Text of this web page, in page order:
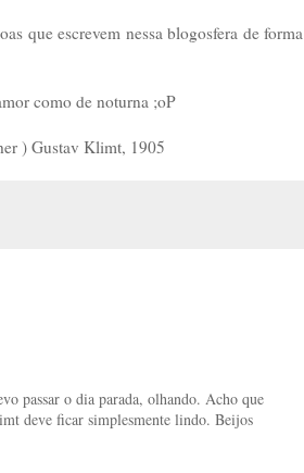
que escrevem nessa blogosfera de forma
como de noturna ;oP
) Gustav Klimt, 1905
passar o dia parada, olhando. Acho que
deve ficar simplesmente lindo. Beijos